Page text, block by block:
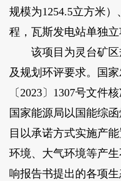
规模为1254.5立方米
程，瓦斯发电站单独立
该项目为灵台矿区
及规划环评要求。国
〔2023〕1307号文件
国家能源局以国能综
目以承诺方式实施产
环境、大气环境等产
响报告书提出的各项